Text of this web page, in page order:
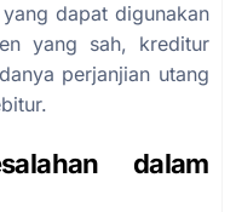
dapat digunakan
yang sah, kreditur
perjanjian utang
dalam